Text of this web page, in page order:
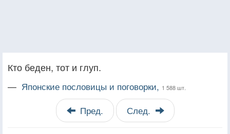
Кто беден, тот и глуп.
— Японские пословицы и поговорки, 1 588 шт.
Пред. След.